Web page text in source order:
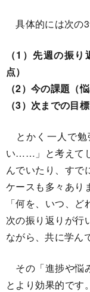
具体的には次の3
（1）先週の振
点）
（2）今の課題（
（3）次までの目標
とかく一人で勉
い……」と考えて
んでいたり、すで
ケースも多々あり
「何を、いつ、
次の振り返りが行
ながら、共に学ん
その「進捗や悩
とより効果的です